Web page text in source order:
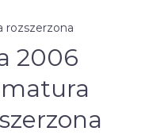
rozszerzona
2006